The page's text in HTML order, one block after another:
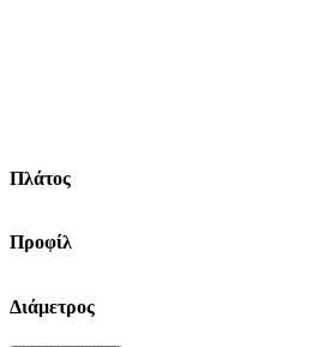
Πλάτος
Προφίλ
Διάμετρος